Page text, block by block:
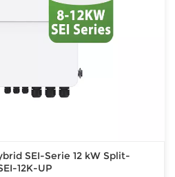
SEI-Serie 12 kW Split-
12K-UP